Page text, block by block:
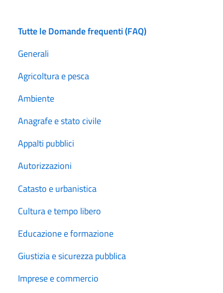
Tutte le Domande frequenti (FAQ)
Generali
Agricoltura e pesca
Ambiente
Anagrafe e stato civile
Appalti pubblici
Autorizzazioni
Catasto e urbanistica
Cultura e tempo libero
Educazione e formazione
Giustizia e sicurezza pubblica
Imprese e commercio